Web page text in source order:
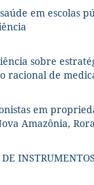
em escolas
sobre
racional de
em
Amazônia,